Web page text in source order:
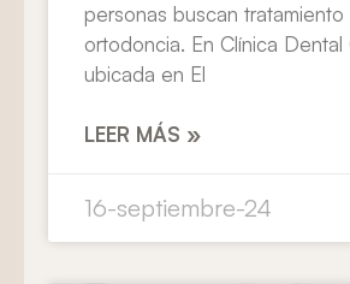
personas buscan tratamiento
ortodoncia. En Clínica Dental
ubicada en El
LEER MÁS »
16-septiembre-24